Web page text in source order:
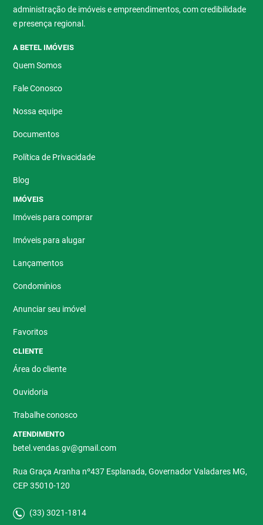
administração de imóveis e empreendimentos, com credibilidade
e presença regional.
A BETEL IMÓVEIS
Quem Somos
Fale Conosco
Nossa equipe
Documentos
Política de Privacidade
Blog
IMÓVEIS
Imóveis para comprar
Imóveis para alugar
Lançamentos
Condomínios
Anunciar seu imóvel
Favoritos
CLIENTE
Área do cliente
Ouvidoria
Trabalhe conosco
ATENDIMENTO
betel.vendas.gv@gmail.com
Rua Graça Aranha nº437 Esplanada, Governador Valadares MG,
CEP 35010-120
(33) 3021-1814